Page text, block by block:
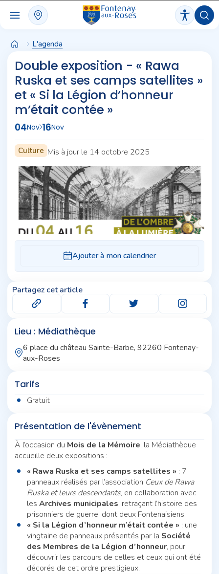
L'agenda
Double exposition - « Rawa
Ruska et ses camps satellites »
et « Si la Légion d’honneur
m’était contée »
04Nov 16Nov
Culture Mis à jour le 14 octobre 2025
Partagez cet article
Lieu : Médiathèque
6 place du château Sainte-Barbe, 92260 Fontenay-
aux-Roses
Tarifs
Gratuit
Présentation de l'évènement
À l’occasion du Mois de la Mémoire, la Médiathèque
accueille deux expositions :
« Rawa Ruska et ses camps satellites » : 7
panneaux réalisés par l’association Ceux de Rawa
Ruska et leurs descendants, en collaboration avec
les Archives municipales, retraçant l’histoire des
prisonniers de guerre, dont deux Fontenaisiens.
« Si la Légion d’honneur m’était contée » : une
vingtaine de panneaux présentés par la Société
des Membres de la Légion d’honneur, pour
découvrir les parcours de celles et ceux qui ont été
décorés de cet ordre prestigieux.
Panneau de gestion des cookies